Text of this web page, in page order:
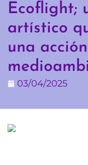
Ecoflight;
artístico
una
03/04/2025